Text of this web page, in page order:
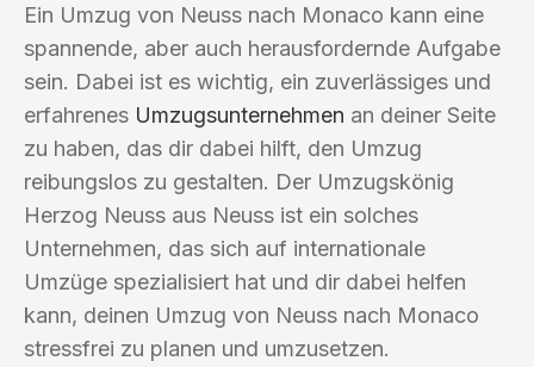
Ein Umzug von Neuss nach Monaco kann eine
spannende, aber auch herausfordernde Aufgabe
sein. Dabei ist es wichtig, ein zuverlässiges und
erfahrenes Umzugsunternehmen an deiner Seite
zu haben, das dir dabei hilft, den Umzug
reibungslos zu gestalten. Der Umzugskönig
Herzog Neuss aus Neuss ist ein solches
Unternehmen, das sich auf internationale
Umzüge spezialisiert hat und dir dabei helfen
kann, deinen Umzug von Neuss nach Monaco
stressfrei zu planen und umzusetzen.